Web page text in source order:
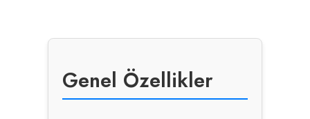
Genel Özellikler